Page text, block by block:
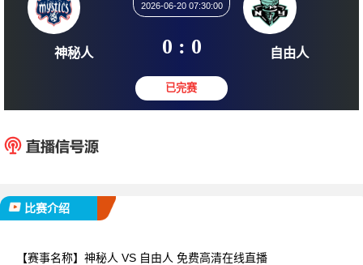
神秘人
2026-06-20 07:30:00
0 : 0 自
比赛介绍
【赛事名称】 神秘人 VS 自由人 免费高清在线直播